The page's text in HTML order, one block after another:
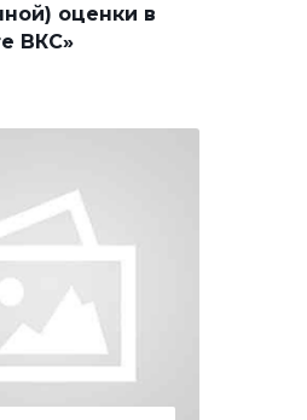
оценки в
ВКС»